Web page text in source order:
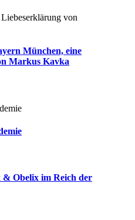
München, eine
Markus Kavka
& Obelix im Reich der